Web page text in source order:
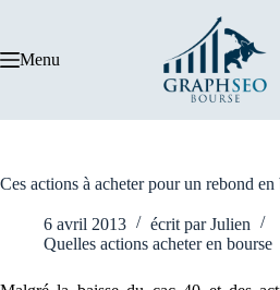
Menu
Ces actions à acheter pour un rebond en
6 avril 2013 écrit par Julien
Quelles actions acheter en bourse